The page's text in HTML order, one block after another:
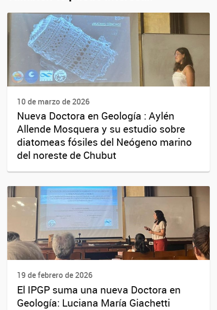
10 de marzo de 2026
Nueva Doctora en Geología : Aylén
Allende Mosquera y su estudio sobre
diatomeas fósiles del Neógeno marino
del noreste de Chubut
19 de febrero de 2026
El IPGP suma una nueva Doctora en
Geología: Luciana María Giachetti